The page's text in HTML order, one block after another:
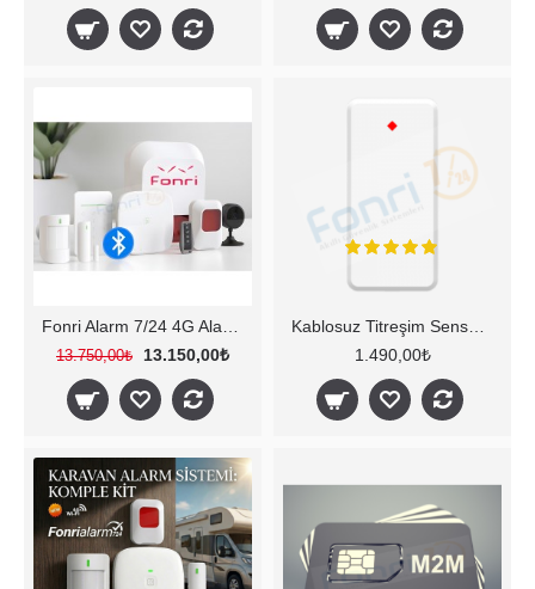
13.750,00₺ 13.150,00₺
1.490,00₺